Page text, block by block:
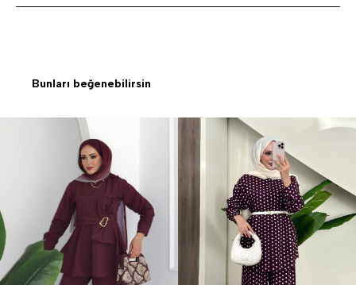
Bunları beğenebilirsin